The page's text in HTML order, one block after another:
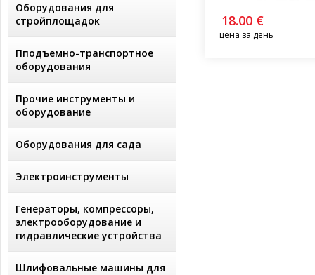
Оборудования для
стройплощадок
Пподъемно-транспортное
оборудования
Прочие инструменты и
оборудование
Оборудования для сада
Электроинструменты
Генераторы, компрессоры,
электрооборудование и
гидравлические устройства
Шлифовальные машины для
18.00 €
цена за день